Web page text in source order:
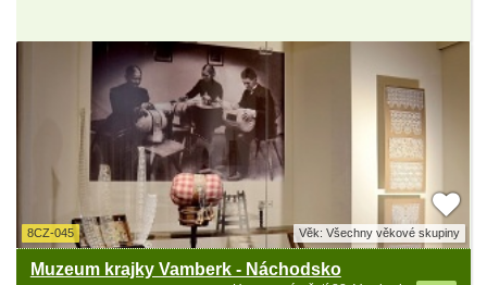
8CZ-045 Věk: Všechny věkové skupiny
Muzeum krajky Vamberk - Náchodsko